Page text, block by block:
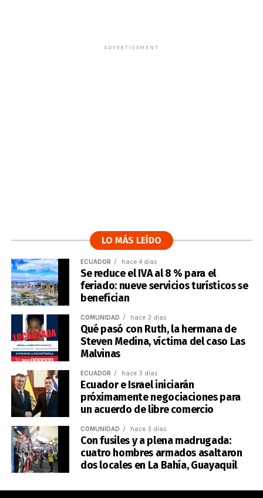
ADVERTISEMENT
LO MÁS LEÍDO
ECUADOR hace 4 días
Se reduce el IVA al 8 % para el
feriado: nueve servicios turísticos se
benefician
COMUNIDAD hace 3 días
Qué pasó con Ruth, la hermana de
Steven Medina, víctima del caso Las
Malvinas
ECUADOR hace 3 días
Ecuador e Israel iniciarán
próximamente negociaciones para
un acuerdo de libre comercio
COMUNIDAD hace 3 días
Con fusiles y a plena madrugada:
cuatro hombres armados asaltaron
dos locales en La Bahía, Guayaquil